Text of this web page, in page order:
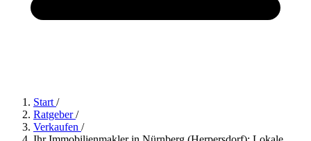
Start /
Ratgeber/
Verkaufen /